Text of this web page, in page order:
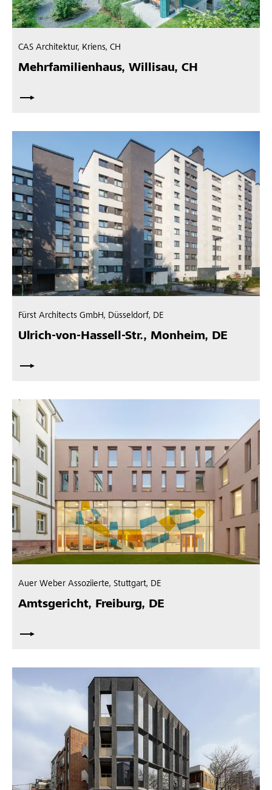
Mehrfamilienhaus, Willisau, CH
CAS Architektur, Kriens, CH
Ulrich-von-Hassell-Str., Monheim, DE
Fürst Architects GmbH, Düsseldorf, DE
Amtsgericht, Freiburg, DE
Auer Weber Assoziierte, Stuttgart, DE